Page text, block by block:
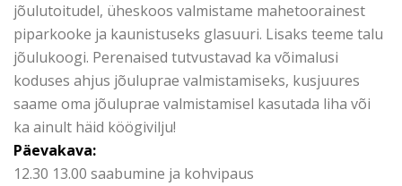
jõulutoitudel, üheskoos valmistame mahetoorainest
piparkooke ja kaunistuseks glasuuri. Lisaks teeme talu
jõulukoogi. Perenaised tutvustavad ka võimalusi
koduses ahjus jõuluprae valmistamiseks, kusjuures
saame oma jõuluprae valmistamisel kasutada liha või
ka ainult häid köögivilju!
Päevakava:
12.30 13.00 saabumine ja kohvipaus